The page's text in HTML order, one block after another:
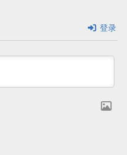
登录